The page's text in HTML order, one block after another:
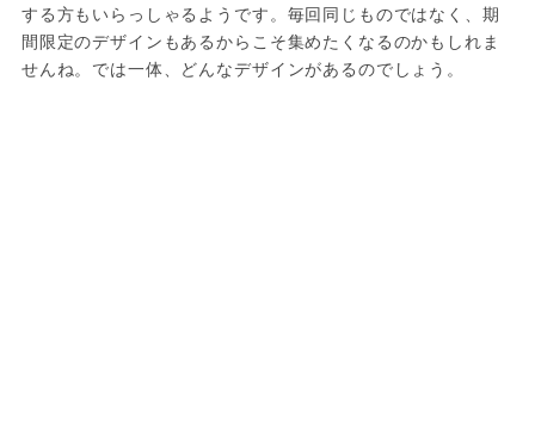
する方もいらっしゃるようです。毎回同じものではなく、期
間限定のデザインもあるからこそ集めたくなるのかもしれま
せんね。では一体、どんなデザインがあるのでしょう。